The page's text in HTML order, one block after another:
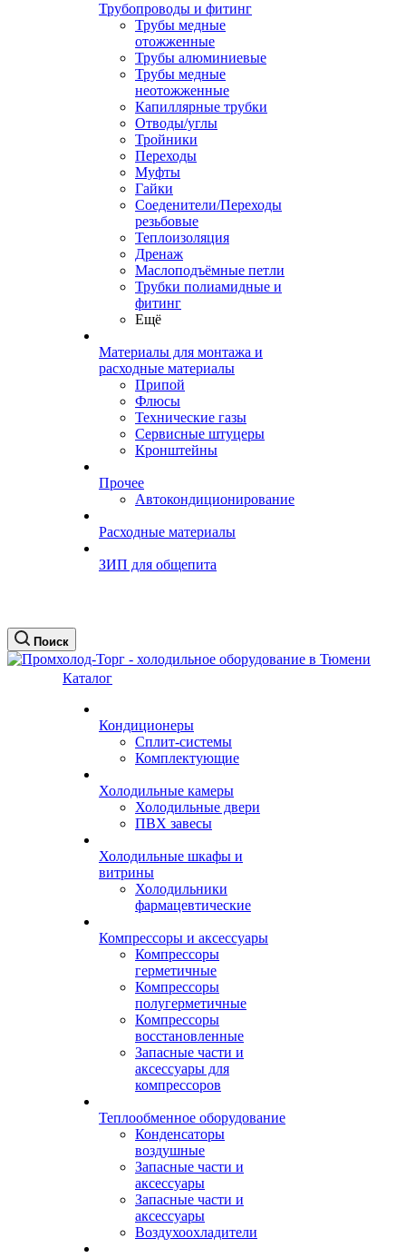
Трубопроводы и фитинг
Трубы медные
отожженные
Трубы алюминиевые
Трубы медные
неотожженные
Капиллярные трубки
Отводы/углы
Тройники
Переходы
Муфты
Гайки
Соеденители/Переходы
резьбовые
Теплоизоляция
Дренаж
Маслоподъёмные петли
Трубки полиамидные и
фитинг
Ещё
Материалы для монтажа и
расходные материалы
Припой
Флюсы
Технические газы
Сервисные штуцеры
Кронштейны
Прочее
Автокондиционирование
Расходные материалы
ЗИП для общепита
Поиск
Каталог
Кондиционеры
Сплит-системы
Комплектующие
Холодильные камеры
Холодильные двери
ПВХ завесы
Холодильные шкафы и
витрины
Холодильники
фармацевтические
Компрессоры и аксессуары
Компрессоры
герметичные
Компрессоры
полугерметичные
Компрессоры
восстановленные
Запасные части и
аксессуары для
компрессоров
Теплообменное оборудование
Конденсаторы
воздушные
Запасные части и
аксессуары
Запасные части и
аксессуары
Воздухоохладители